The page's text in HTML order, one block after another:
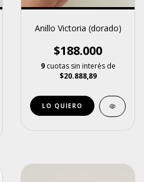
Anillo Victoria (dorado)
$188.000
9 cuotas sin interés de
$20.888,89
LO QUIERO